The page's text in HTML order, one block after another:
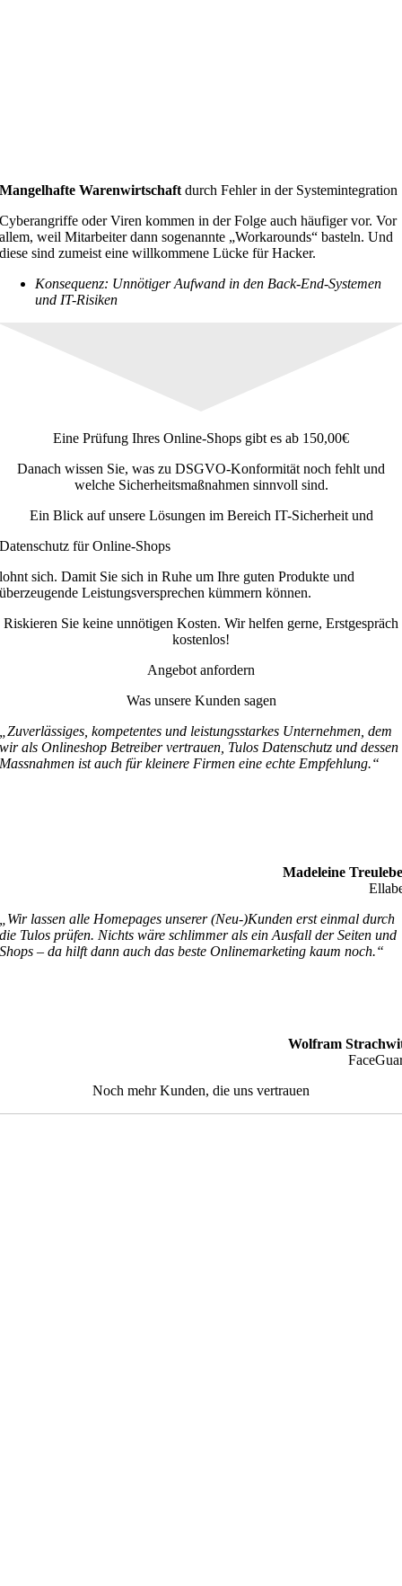
Mangelhafte Warenwirtschaft durch Fehler in der Systemintegration
Cyberangriffe oder Viren kommen in der Folge auch häufiger vor. Vor
allem, weil Mitarbeiter dann sogenannte „Workarounds“ basteln. Und
diese sind zumeist eine willkommene Lücke für Hacker.
Konsequenz: Unnötiger Aufwand in den Back-End-Systemen
und IT-Risiken
Eine Prüfung Ihres Online-Shops gibt es ab 150,00€
Danach wissen Sie, was zu DSGVO-Konformität noch fehlt und
welche Sicherheitsmaßnahmen sinnvoll sind.
Ein Blick auf unsere Lösungen im Bereich IT-Sicherheit und
Datenschutz für Online-Shops
lohnt sich. Damit Sie sich in Ruhe um Ihre guten Produkte und
überzeugende Leistungsversprechen kümmern können.
Riskieren Sie keine unnötigen Kosten. Wir helfen gerne, Erstgespräch
kostenlos!
Angebot anfordern
Was unsere Kunden sagen
„Zuverlässiges, kompetentes und leistungsstarkes Unternehmen, dem
wir als Onlineshop Betreiber vertrauen, Tulos Datenschutz und dessen
Massnahmen ist auch für kleinere Firmen eine echte Empfehlung.“
Madeleine
„Wir lassen alle Homepages unserer (Neu-)Kunden erst einmal durch
die Tulos prüfen. Nichts wäre schlimmer als ein Ausfall der Seiten und
Shops – da hilft dann auch das beste Onlinemarketing kaum noch.“
Wolfram
Noch mehr Kunden, die uns vertrauen